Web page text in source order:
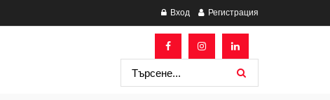
Вход Регистрация